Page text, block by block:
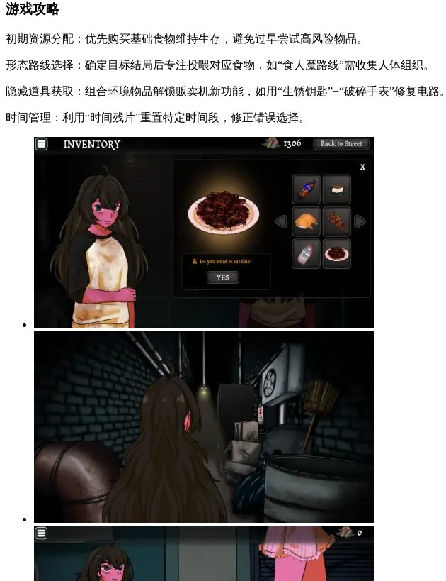
游戏攻略
初期资源分配：优先购买基础食物维持生存，避免过早尝试高风险物品。
形态路线选择：确定目标结局后专注投喂对应食物，如“食人魔路线”需收集人体组织。
隐藏道具获取：组合环境物品解锁贩卖机新功能，如用“生锈钥匙”+“破碎手表”修复电路。
时间管理：利用“时间残片”重置特定时间段，修正错误选择。